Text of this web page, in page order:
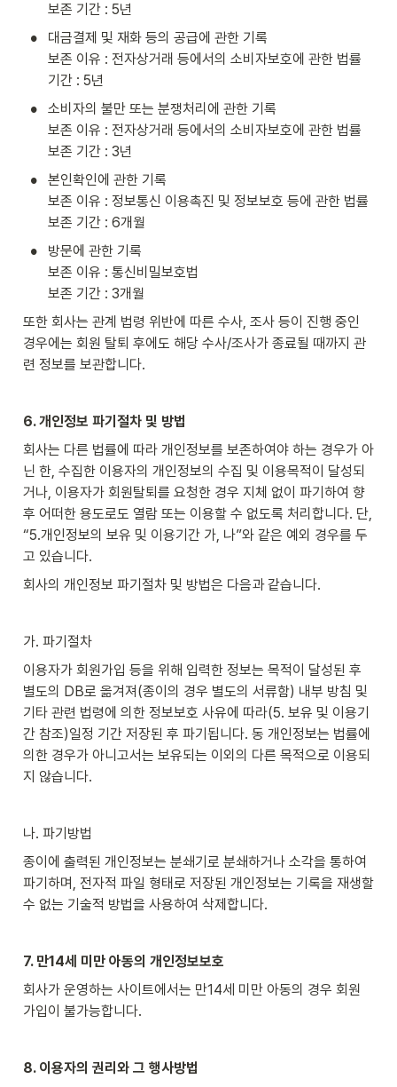
보존 기간 : 5년
•
대금결제 및 재화 등의 공급에 관한 기록
보존 이유 : 전자상거래 등에서의 소비자보호에 관한 법률
기간 : 5년
•
소비자의 불만 또는 분쟁처리에 관한 기록
보존 이유 : 전자상거래 등에서의 소비자보호에 관한 법률
보존 기간 : 3년
•
본인확인에 관한 기록
보존 이유 : 정보통신 이용촉진 및 정보보호 등에 관한 법률
보존 기간 : 6개월
•
방문에 관한 기록
보존 이유 : 통신비밀보호법
보존 기간 : 3개월
또한 회사는 관계 법령 위반에 따른 수사, 조사 등이 진행 중인
경우에는 회원 탈퇴 후에도 해당 수사/조사가 종료될 때까지 관
련 정보를 보관합니다.
6. 개인정보 파기절차 및 방법
회사는 다른 법률에 따라 개인정보를 보존하여야 하는 경우가 아
닌 한, 수집한 이용자의 개인정보의 수집 및 이용목적이 달성되
거나, 이용자가 회원탈퇴를 요청한 경우 지체 없이 파기하여 향
후 어떠한 용도로도 열람 또는 이용할 수 없도록 처리합니다. 단,
“5.개인정보의 보유 및 이용기간 가, 나”와 같은 예외 경우를 두
고 있습니다.
회사의 개인정보 파기절차 및 방법은 다음과 같습니다.
가. 파기절차
이용자가 회원가입 등을 위해 입력한 정보는 목적이 달성된 후
별도의 DB로 옮겨져(종이의 경우 별도의 서류함) 내부 방침 및
기타 관련 법령에 의한 정보보호 사유에 따라(5. 보유 및 이용기
간 참조)일정 기간 저장된 후 파기됩니다. 동 개인정보는 법률에
의한 경우가 아니고서는 보유되는 이외의 다른 목적으로 이용되
지 않습니다.
나. 파기방법
종이에 출력된 개인정보는 분쇄기로 분쇄하거나 소각을 통하여
파기하며, 전자적 파일 형태로 저장된 개인정보는 기록을 재생할
수 없는 기술적 방법을 사용하여 삭제합니다.
7. 만14세 미만 아동의 개인정보보호
회사가 운영하는 사이트에서는 만14세 미만 아동의 경우 회원
가입이 불가능합니다.
8. 이용자의 권리와 그 행사방법